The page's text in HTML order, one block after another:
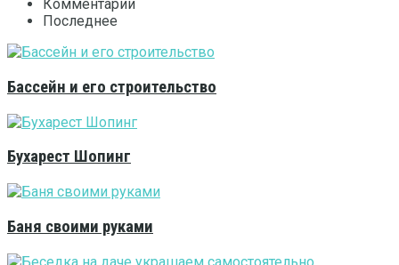
Комментарии
Последнее
Бассейн и его строительство
Бухарест Шопинг
Баня своими руками